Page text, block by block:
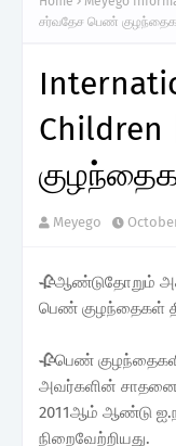
சர்வதேச பெண்
Meyego
🥀ஆண்டுதோறும்
பெண் குழந்தைகள்
🥀பெண்
அவர்களின்
2011ஆம் ஆண்டு
நிறைவேற்றியது.